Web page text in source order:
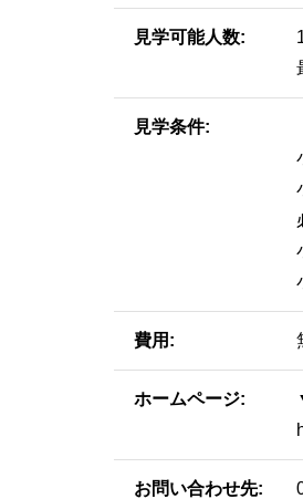
見学可能人数
見学条件
費用
ホームページ
お問い合わせ先